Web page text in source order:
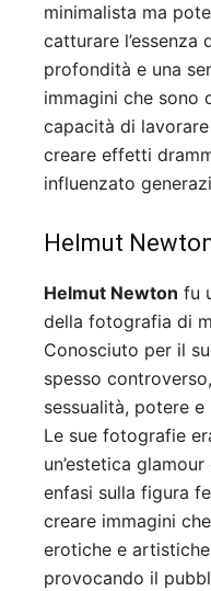
minimalista ma
catturare
profondità e una
immagini che sono
capacità di
creare effetti
influenzato
Helmut
Helmut Newton fu
della fotografia di
Conosciuto per il
spesso
sessualità, potere
Le sue fotografie
un’estetica
enfasi sulla figura
creare immagini
erotiche e
provocando il